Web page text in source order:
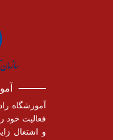
آموزشگاه
و اشتغال